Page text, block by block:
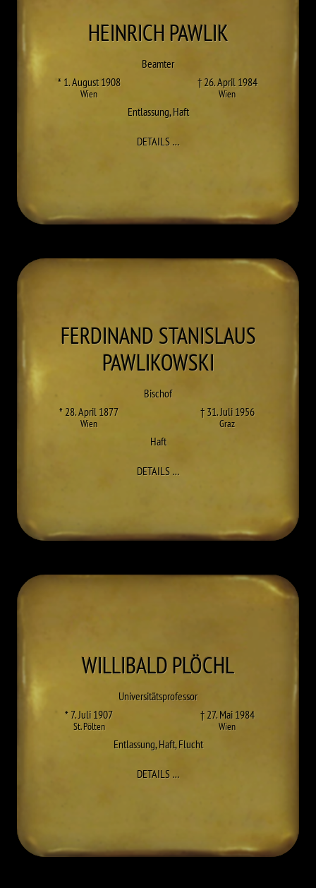
HEINRICHPAWLIK
Beamter
* 1. August 1908
Wien
† 26. April 1984
Wien
Entlassung,Haft
DETAILS…ZU HEINRICH PAWLIK
FERDINAND STANISLAUS
PAWLIKOWSKI
Bischof
* 28. April 1877
Wien
† 31. Juli 1956
Graz
Haft
DETAILS…ZU FERDINAND STANISLAUS
WILLIBALDPLÖCHL
Universitätsprofessor
* 7. Juli 1907
St. Pölten
† 27. Mai 1984
Wien
Entlassung,Haft,Flucht
DETAILS…ZU WILLIBALD PLÖCHL